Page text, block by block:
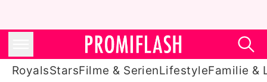
RoyalsStarsFilme & SerienLifestyleFamilie &